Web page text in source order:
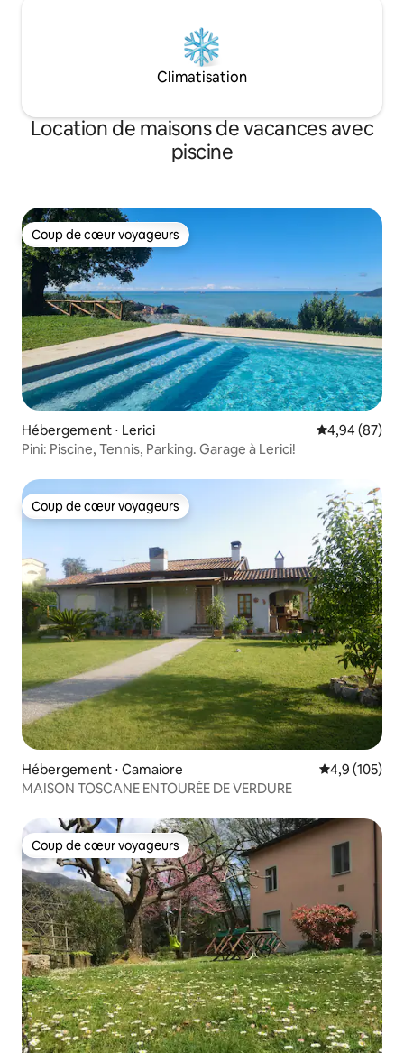
Climatisation
Location de maisons de vacances avec
piscine
Coup de cœur voyageurs
Coup de cœur voyageurs
Hébergement ⋅ Lerici Évaluation
4,94 (87)
Pini: Piscine, Tennis, Parking. Garage à Lerici!
Coup de cœur voyageurs
Coup de cœur voyageurs
Hébergement ⋅ Camaiore Évaluation
4,9 (105)
MAISON TOSCANE ENTOURÉE DE VERDURE
Coup de cœur voyageurs
Coup de cœur voyageurs